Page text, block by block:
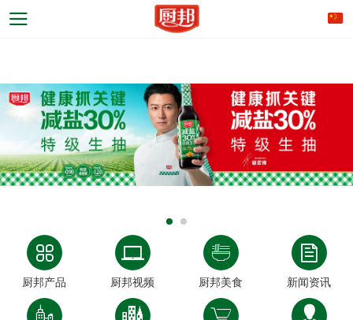
厨邦产品 厨邦视频 厨邦美食 新闻资讯